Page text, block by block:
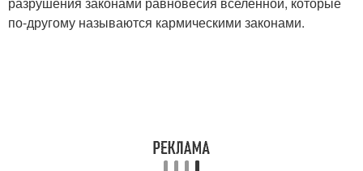
по-другому называются кармическими законами.